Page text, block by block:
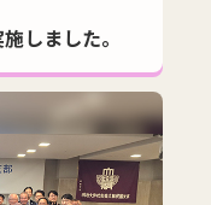
しました。